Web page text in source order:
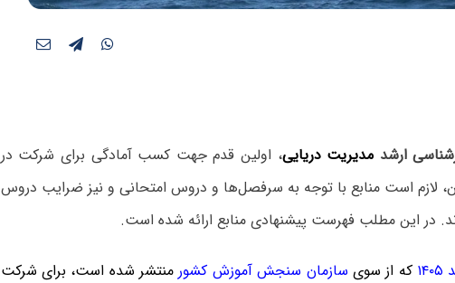
ارشد مدیریت دریایی، اولین قدم جهت کسب آمادگی برای شرکت در
لازم است منابع با توجه به سرفصل‌ها و دروس امتحانی و نیز ضرایب دروس
در این مطلب فهرست پیشنهادی منابع ارائه شده است.
که از سوی سازمان سنجش آموزش کشورمنتشر شده است، برای شرکت